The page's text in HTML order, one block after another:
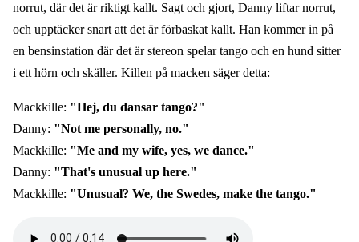
norrut, där det är riktigt kallt. Sagt och gjort, Danny liftar norrut,
och upptäcker snart att det är förbaskat kallt. Han kommer in på
en bensinstation där det är stereon spelar tango och en hund sitter
i ett hörn och skäller. Killen på macken säger detta:
Mackkille: "Hej, du dansar tango?"
Danny: "Not me personally, no."
Mackkille: "Me and my wife, yes, we dance."
Danny: "That's unusual up here."
Mackkille: "Unusual? We, the Swedes, make the tango."